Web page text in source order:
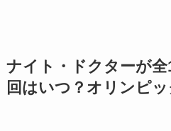
ナイト・ドクターが
回はいつ？オリンピ